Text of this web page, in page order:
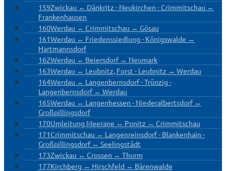
159Zwickau ↔ Dänkritz - Neukirchen - Crimmitschau ↔
Frankenhausen
160Werdau ↔ Crimmitschau ↔ Gösau
161Werdau ↔ Friedenssiedlung - Königswalde ↔
Hartmannsdorf
162Werdau ↔ Beiersdorf ↔ Neumark
163Werdau ↔ Leubnitz, Forst - Leubnitz ↔ Werdau
164Werdau ↔ Langenbernsdorf - Trünzig -
Langenbernsdorf ↔ Werdau
165Werdau ↔ Langenhessen - Niederalbertsdorf ↔
Großpillingsdorf
170Umleitung Meerane ↔ Ponitz ↔ Crimmitschau
171Crimmitschau ↔ Langenreinsdorf - Blankenhain -
Großpillingsdorf ↔ Seelingstädt
173Zwickau ↔ Crossen ↔ Thurm
177Kirchberg ↔ Hirschfeld ↔ Bärenwalde